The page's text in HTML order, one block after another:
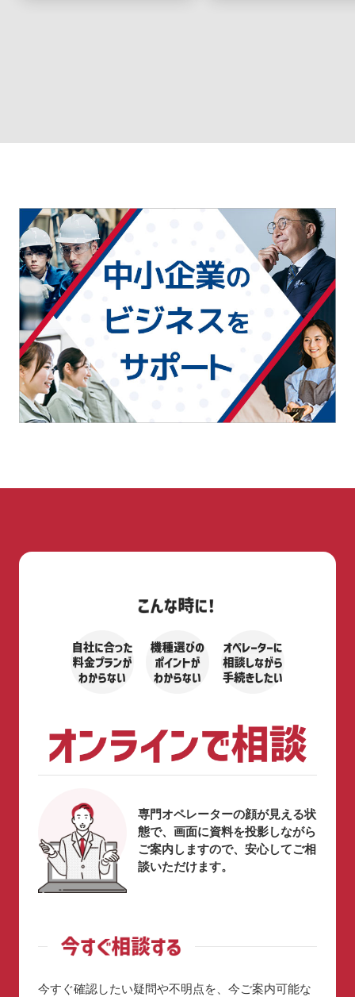
専門オペレーターの顔が見える状
態で、画面に資料を投影しながら
ご案内しますので、安心してご相
談いただけます。
今すぐ確認したい疑問や不明点を、今ご案内可能な